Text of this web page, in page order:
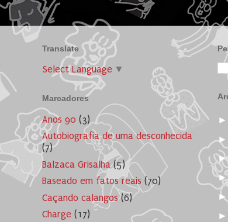
Translate
Select Language ▼
Marcadores
Anos 90 (3)
Autobiografia de uma desconhecida
(7)
Balzaca Grisalha (5)
Baseado em fatos reais (70)
Caçando calangos (6)
Charge (17)
►
►
►
►